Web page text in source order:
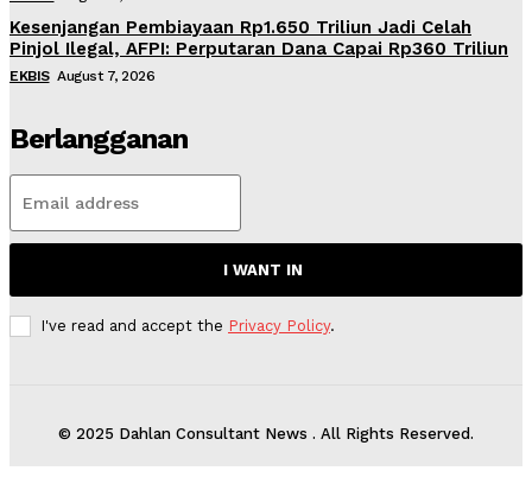
Kesenjangan Pembiayaan Rp1.650 Triliun Jadi Celah
Pinjol Ilegal, AFPI: Perputaran Dana Capai Rp360 Triliun
EKBIS August 7, 2026
Berlangganan
I WANT IN
I've read and accept the Privacy Policy.
© 2025 Dahlan Consultant News . All Rights Reserved.